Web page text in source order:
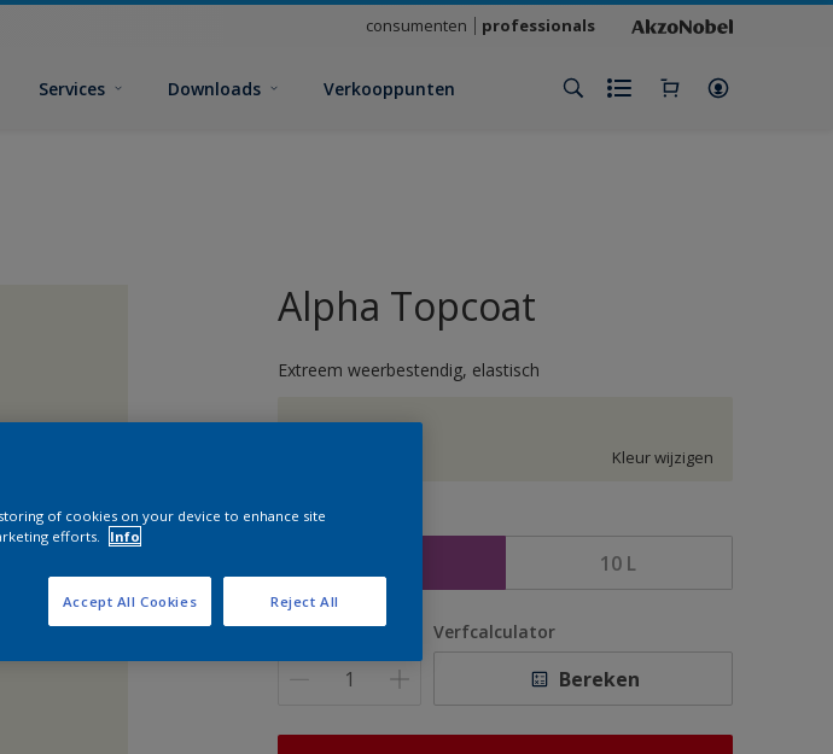
consumenten professionals
Services Downloads Verkooppunten
Alpha Topcoat
Extreem weerbestendig, elastisch
H2.03.90
Kleur wijzigen
Grootte
10 L
Aantal Verfcalculator
Bereken
of cookies on your device to enhance site
efforts.
Info
Reject All
Accept All Cookies